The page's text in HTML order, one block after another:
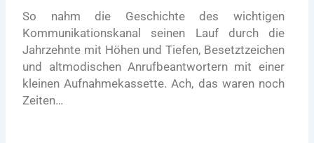
So nahm die Geschichte des wichtigen
Kommunikationskanal seinen Lauf durch die
Jahrzehnte mit Höhen und Tiefen, Besetztzeichen
und altmodischen Anrufbeantwortern mit einer
kleinen Aufnahmekassette. Ach, das waren noch
Zeiten…